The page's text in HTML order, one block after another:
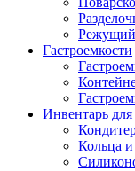
Режущий
Гастроемкости
Инвентарь
Кольца